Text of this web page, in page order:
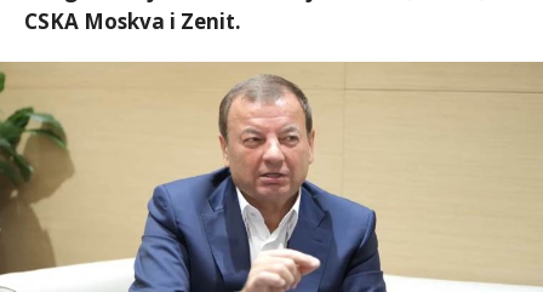
CSKA Moskva i Zenit.